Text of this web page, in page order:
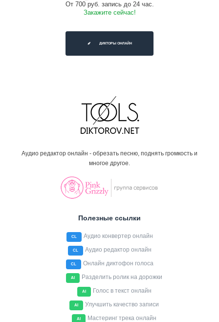
От 700 руб. запись до 24 час.
Закажите сейчас!
ДИКТОРЫ ОНЛАЙН
Аудио редактор онлайн - обрезать песню, поднять громкость и
многое другое.
Полезные ссылки
CL Аудио конвертер онлайн
CL Аудио редактор онлайн
CL Онлайн диктофон голоса
AI Разделить ролик на дорожки
AI Голос в текст онлайн
AI Улучшить качество записи
AI Мастеринг трека онлайн